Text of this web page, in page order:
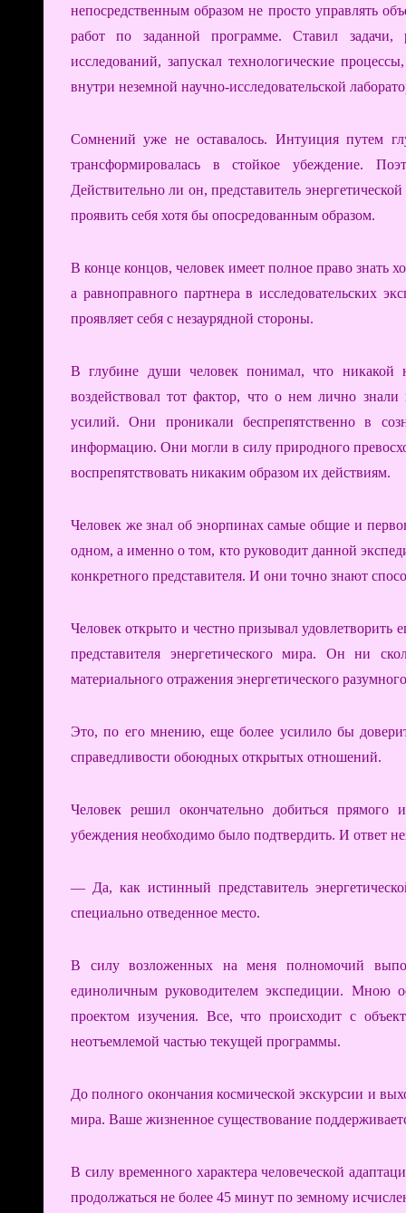
непосредственным образом не просто управлять
работ по заданной программе. Ставил задачи,
исследований, запускал технологические
внутри неземной научно-исследовательской
Сомнений уже не оставалось. Интуиция путем
трансформировалась в стойкое убеждение.
Действительно ли он, представитель
проявить себя хотя бы опосредованным образом.
В конце концов, человек имеет полное право знать
а равноправного партнера в исследовательских
проявляет себя с незаурядной стороны.
В глубине души человек понимал, что никакой
воздействовал тот фактор, что о нем лично
усилий. Они проникали беспрепятственно в
информацию. Они могли в силу природного
воспрепятствовать никаким образом их действиям.
Человек же знал об энорпинах самые общие и
одном, а именно о том, кто руководит данной
конкретного представителя. И они точно знают
Человек открыто и честно призывал
представителя энергетического мира. Он ни
материального отражения энергетического
Это, по его мнению, еще более усилило бы
справедливости обоюдных открытых отношений.
Человек решил окончательно добиться прямого
убеждения необходимо было подтвердить. И ответ
— Да, как истинный представитель
специально отведенное место.
В силу возложенных на меня полномочий
единоличным руководителем экспедиции. Мною
проектом изучения. Все, что происходит с
неотъемлемой частью текущей программы.
До полного окончания космической экскурсии и
мира. Ваше жизненное существование
В силу временного характера человеческой
продолжаться не более 45 минут по земному